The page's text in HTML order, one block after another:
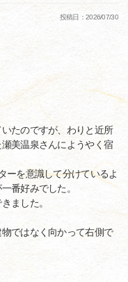
投稿日：2026/07/30
たのですが、わりと近所
美温泉さんにようやく宿
ーを意識して分けているよ
番好みでした。
ました。
ではなく向かって右側で